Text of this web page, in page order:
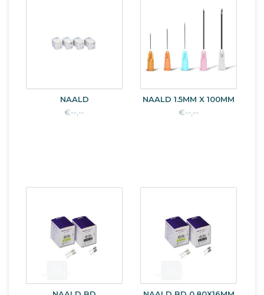
NAALD
€--,--
NAALD 1.5MM X 100MM
€--,--